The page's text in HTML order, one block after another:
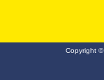
Copyright